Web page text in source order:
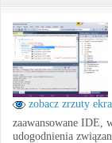
zobacz zrzuty
zaawansowane IDE,
udogodnienia